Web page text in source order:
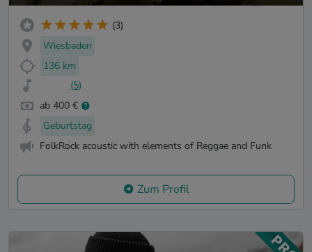
(3)
Wiesbaden
136 km
(5)
ab 400 €
Geburtstag
FolkRock acoustic with elements of Reggae and Funk
Zum Profil